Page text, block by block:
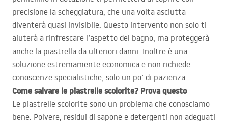
precisione la scheggiatura, che una volta asciutta
diventerà quasi invisibile. Questo intervento non solo ti
aiuterà a rinfrescare l’aspetto del bagno, ma proteggerà
anche la piastrella da ulteriori danni. Inoltre è una
soluzione estremamente economica e non richiede
conoscenze specialistiche, solo un po’ di pazienza.
Come salvare le piastrelle scolorite? Prova questo
Le piastrelle scolorite sono un problema che conosciamo
bene. Polvere, residui di sapone e detergenti non adeguati